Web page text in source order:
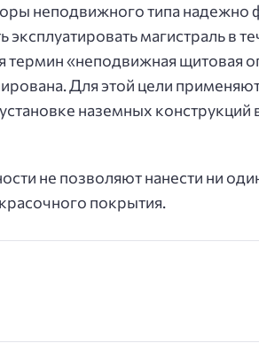
неподвижного типа надежно
эксплуатировать магистраль в
термин «неподвижная щитовая
Для этой цели
наземных
не позволяют нанести ни
покрытия.